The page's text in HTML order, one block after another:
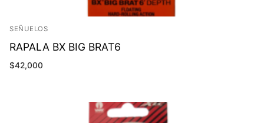
SEÑUELOS
RAPALA BX BIG BRAT6
$42,000